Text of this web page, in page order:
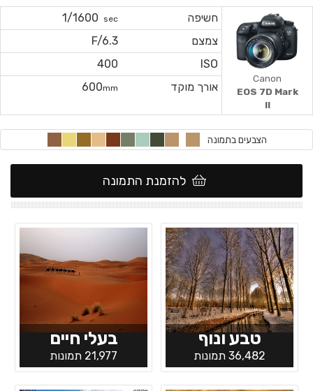
חשיפה sec
1/1600
צמצם
F/6.3
ISO
400
אורך מוקד
600mm
Canon
EOS 7D Mark
II
הצבעים בתמונה
להזמנת התמונה
טבע ונוף
36,482 תמונות
בעלי חיים
21,977 תמונות